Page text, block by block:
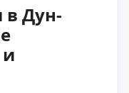
в Дун-